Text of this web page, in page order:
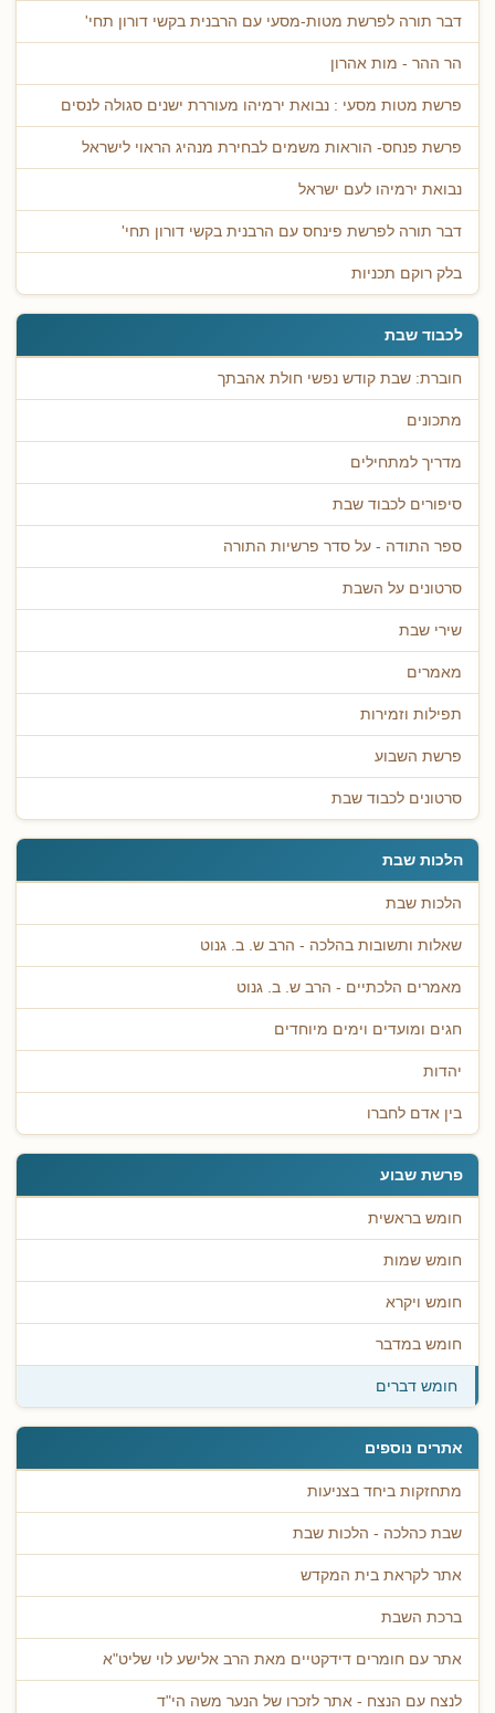
דבר תורה לפרשת מטות-מסעי עם הרבנית בקשי דורון תחי'
הר ההר - מות אהרון
פרשת מטות מסעי : נבואת ירמיהו מעוררת ישנים סגולה לנסים
פרשת פנחס- הוראות משמים לבחירת מנהיג הראוי לישראל
נבואת ירמיהו לעם ישראל
דבר תורה לפרשת פינחס עם הרבנית בקשי דורון תחי'
בלק רוקם תכניות
לכבוד שבת
חוברת: שבת קודש נפשי חולת אהבתך
מתכונים
מדריך למתחילים
סיפורים לכבוד שבת
ספר התודה - על סדר פרשיות התורה
סרטונים על השבת
שירי שבת
מאמרים
תפילות וזמירות
פרשת השבוע
סרטונים לכבוד שבת
הלכות שבת
הלכות שבת
שאלות ותשובות בהלכה - הרב ש. ב. גנוט
מאמרים הלכתיים - הרב ש. ב. גנוט
חגים ומועדים וימים מיוחדים
יהדות
בין אדם לחברו
פרשת שבוע
חומש בראשית
חומש שמות
חומש ויקרא
חומש במדבר
חומש דברים
אתרים נוספים
מתחזקות ביחד בצניעות
שבת כהלכה - הלכות שבת
אתר לקראת בית המקדש
ברכת השבת
אתר עם חומרים דידקטיים מאת הרב אלישע לוי שליט"א
לנצח עם הנצח - אתר לזכרו של הנער משה הי"ד